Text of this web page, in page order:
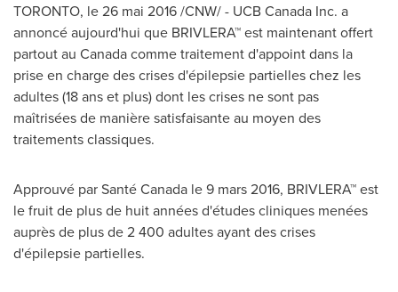
TORONTO, le 26 mai 2016 /CNW/ - UCB Canada Inc. a
annoncé aujourd'hui que BRIVLERA™ est maintenant offert
partout au Canadacomme traitement d'appoint dans la
prise en charge des crises d'épilepsie partielles chez les
adultes (18 ans et plus) dont les crises ne sont pas
maîtrisées de manière satisfaisante au moyen des
traitements classiques.
Approuvé par Santé Canada le 9 mars 2016, BRIVLERA™ est
le fruit de plus de huit années d'études cliniques menées
auprès de plus de 2 400 adultes ayant des crises
d'épilepsie partielles.